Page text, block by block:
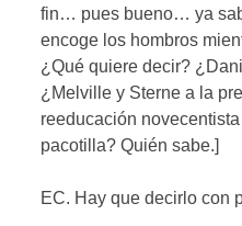
fin… pues bueno… ya
encoge los hombros
¿Qué quiere decir?
¿Melville y Sterne a la
reeducación
pacotilla? Quién sabe.]
EC. Hay que decirlo con